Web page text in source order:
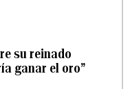
su reinado
ganar el oro”